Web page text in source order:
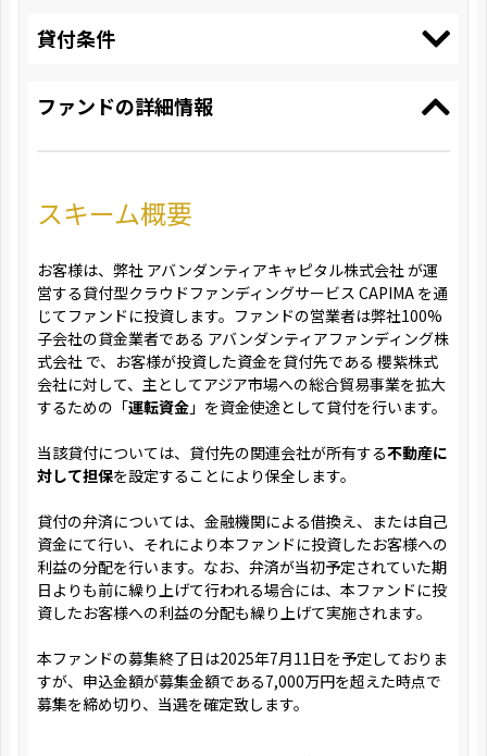
貸付条件
ファンドの詳細情報
スキーム概要
お客様は、弊社 アバンダンティアキャピタル株式会社 が運
営する貸付型クラウドファンディングサービス CAPIMA を通
じてファンドに投資します。ファンドの営業者は弊社100%
子会社の貸金業者である アバンダンティアファンディング株
式会社 で、お客様が投資した資金を貸付先である 櫻紫株式
会社に対して、主としてアジア市場への総合貿易事業を拡大
するための「運転資金 」を資金使途として貸付を行います。
当該貸付については、貸付先の関連会社が所有する不動産に
対して担保を設定することにより保全します。
貸付の弁済については、金融機関による借換え、または自己
資金にて行い、それにより本ファンドに投資したお客様への
利益の分配を行います。なお、弁済が当初予定されていた期
日よりも前に繰り上げて行われる場合には、本ファンドに投
資したお客様への利益の分配も繰り上げて実施されます。
本ファンドの募集終了日は2025年7月11日を予定しておりま
すが、申込金額が募集金額である7,000万円を超えた時点で
募集を締め切り、当選を確定致します。